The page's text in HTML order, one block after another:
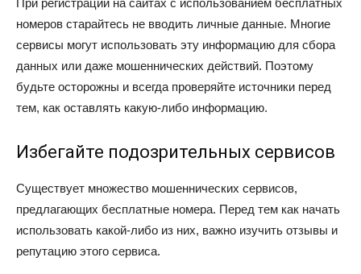
При регистрации на сайтах с использованием бесплатных
номеров старайтесь не вводить личные данные. Многие
сервисы могут использовать эту информацию для сбора
данных или даже мошеннических действий. Поэтому
будьте осторожны и всегда проверяйте источники перед
тем, как оставлять какую-либо информацию.
Избегайте подозрительных сервисов
Существует множество мошеннических сервисов,
предлагающих бесплатные номера. Перед тем как начать
использовать какой-либо из них, важно изучить отзывы и
репутацию этого сервиса.